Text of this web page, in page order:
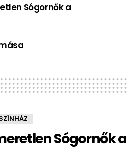
Sógornők a
Sógornők a